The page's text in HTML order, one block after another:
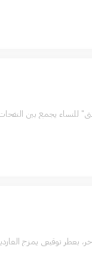
للنساء يجمع بين النفحات
بعطر توقيعي يمزج